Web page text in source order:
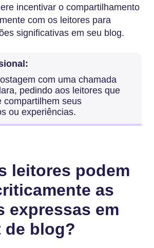
incentivar o compartilhamento
com os leitores para
significativas em seu blog.
com uma chamada
pedindo aos leitores que
compartilhem seus
ou experiências.
leitores podem
as
expressas em
de blog?